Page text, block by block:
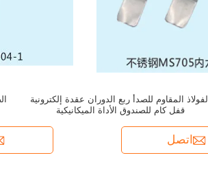
الفولاذ المقاوم للصدأ ربع الدوران عقدة إلكترونية
قفل كام للصندوق الأداة الميكانيكية
اتصل